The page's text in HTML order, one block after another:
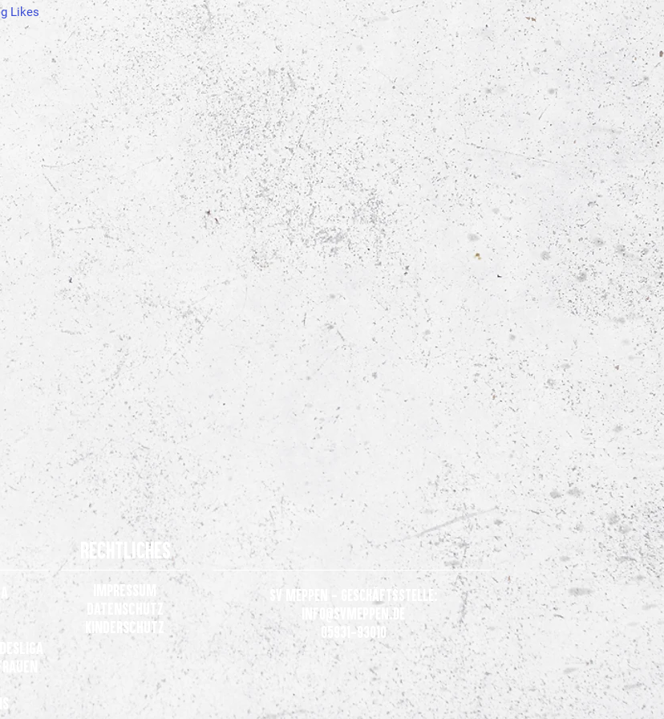
Likes
Rechtliches
Impressum
Datenschutz
Kinderschutz
SV Meppen - Geschäftsstelle:
Info@svmeppen.de
05931-93010